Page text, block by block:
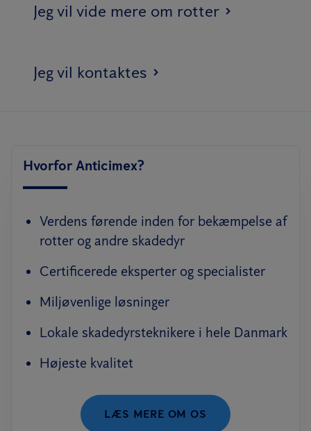
Jeg vil vide mere om rotter
Jeg vil kontaktes
Hvorfor Anticimex?
Verdens førende inden for bekæmpelse af
rotter og andre skadedyr
Certificerede eksperter og specialister
Miljøvenlige løsninger
Lokale skadedyrsteknikere i hele Danmark
Højeste kvalitet
LÆS MERE OM OS